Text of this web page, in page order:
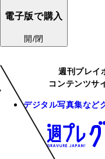
電子版で購入
開/閉
週刊プレイ
コンテンツサ
デジタル写真集など